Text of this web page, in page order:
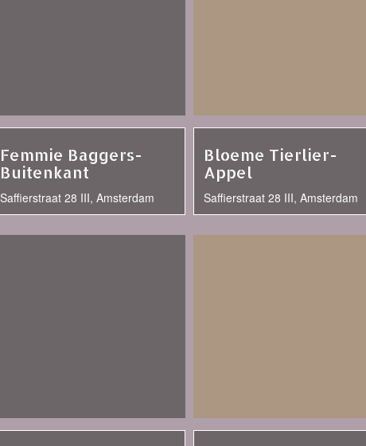
Femmie Baggers-
Buitenkant
Saffierstraat 28 III, Amsterdam
Bloeme Tierlier-
Appel
Saffierstraat 28 III, Amsterdam